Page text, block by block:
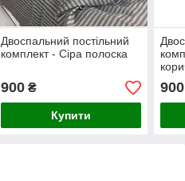
Двоспальний постільний
комплект - Сіра полоска
900₴
Купити
900